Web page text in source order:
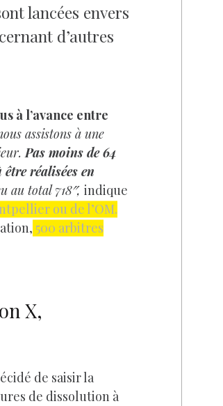
lancées envers
d’autres
à l’avance entre
assistons à une
Pas moins de 64
réalisées en
au total 718″, indique
ou de l’OM.
500 arbitres
X,
de saisir la
de dissolution à